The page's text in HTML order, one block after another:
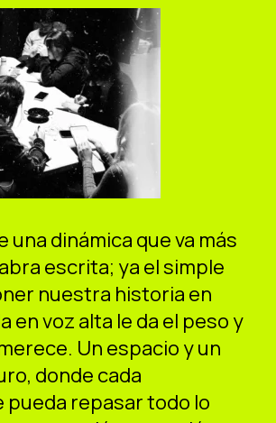
una dinámica que va más
escrita; ya el simple
nuestra historia en
en voz alta le da el peso y
Un espacio y un
donde cada
repasar todo lo